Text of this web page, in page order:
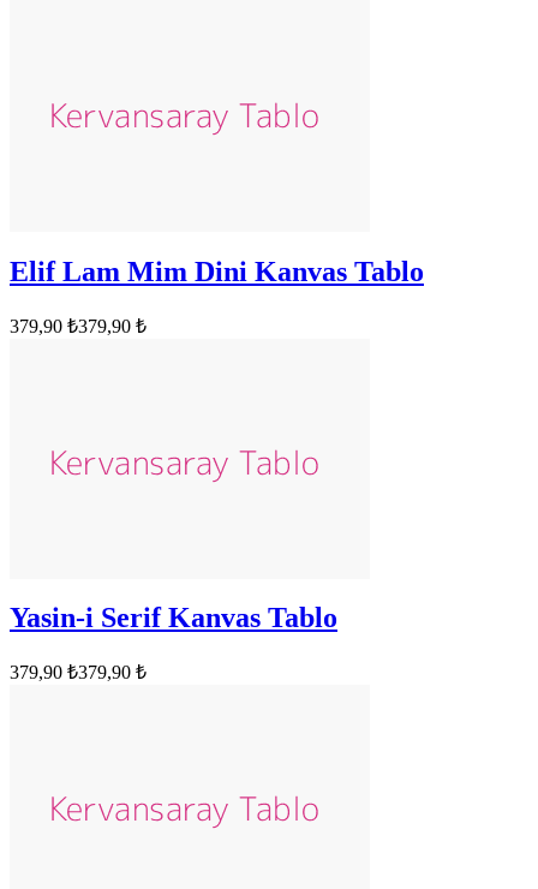
Elif Lam Mim Dini Kanvas Tablo
379,90 ₺379,90 ₺
Yasin-i Serif Kanvas Tablo
379,90 ₺379,90 ₺